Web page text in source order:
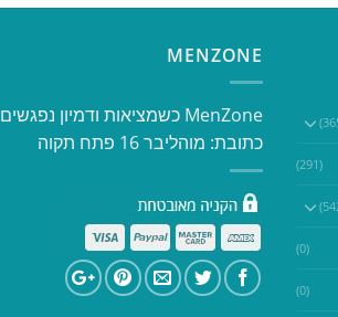
(291)
(0)
(0)
MENZONE
​​MenZone כשמציאות ודמיון נפגשים​
כתובת: מוהליבר 16 פתח תקוה